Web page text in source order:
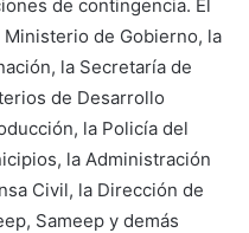
de contingencia. El
de Gobierno, la
la Secretaría de
de Desarrollo
la Policía del
la Administración
Civil, la Dirección de
Sameep y demás